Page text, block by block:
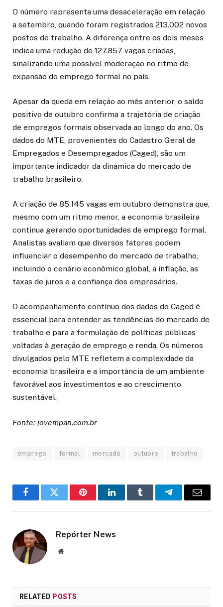
O número representa uma desaceleração em relação
a setembro, quando foram registrados 213.002 novos
postos de trabalho. A diferença entre os dois meses
indica uma redução de 127.857 vagas criadas,
sinalizando uma possível moderação no ritmo de
expansão do emprego formal no país.
Apesar da queda em relação ao mês anterior, o saldo
positivo de outubro confirma a trajetória de criação
de empregos formais observada ao longo do ano. Os
dados do MTE, provenientes do Cadastro Geral de
Empregados e Desempregados (Caged), são um
importante indicador da dinâmica do mercado de
trabalho brasileiro.
A criação de 85.145 vagas em outubro demonstra que,
mesmo com um ritmo menor, a economia brasileira
continua gerando oportunidades de emprego formal.
Analistas avaliam que diversos fatores podem
influenciar o desempenho do mercado de trabalho,
incluindo o cenário econômico global, a inflação, as
taxas de juros e a confiança dos empresários.
O acompanhamento contínuo dos dados do Caged é
essencial para entender as tendências do mercado de
trabalho e para a formulação de políticas públicas
voltadas à geração de emprego e renda. Os números
divulgados pelo MTE refletem a complexidade da
economia brasileira e a importância de um ambiente
favorável aos investimentos e ao crescimento
sustentável.
Fonte: jovempan.com.br
emprego formal mercado outubro trabalho
FacebookTwitter PinterestLinkedInTumblr TelegramEmail
Repórter News
Website
RELATED POSTS